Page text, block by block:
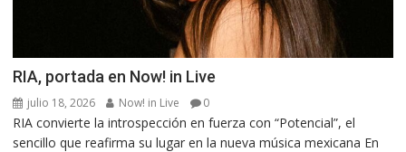
RIA, portada en Now! in Live
julio 18, 2026 Now! in Live 0
RIA convierte la introspección en fuerza con “Potencial”, el
sencillo que reafirma su lugar en la nueva música mexicana En